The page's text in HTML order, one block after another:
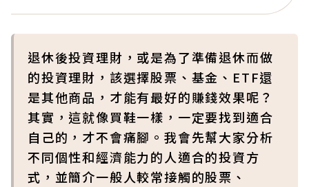
退休後投資理財，或是為了準備退休而做
的投資理財，該選擇股票、基金、ETF還
是其他商品，才能有最好的賺錢效果呢？
其實，這就像買鞋一樣，一定要找到適合
自己的，才不會痛腳。我會先幫大家分析
不同個性和經濟能力的人適合的投資方
式，並簡介一般人較常接觸的股票、